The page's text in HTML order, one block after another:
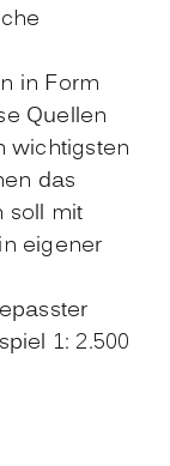
in Form
Quellen
wichtigsten
das
soll mit
eigener
1: 2.500